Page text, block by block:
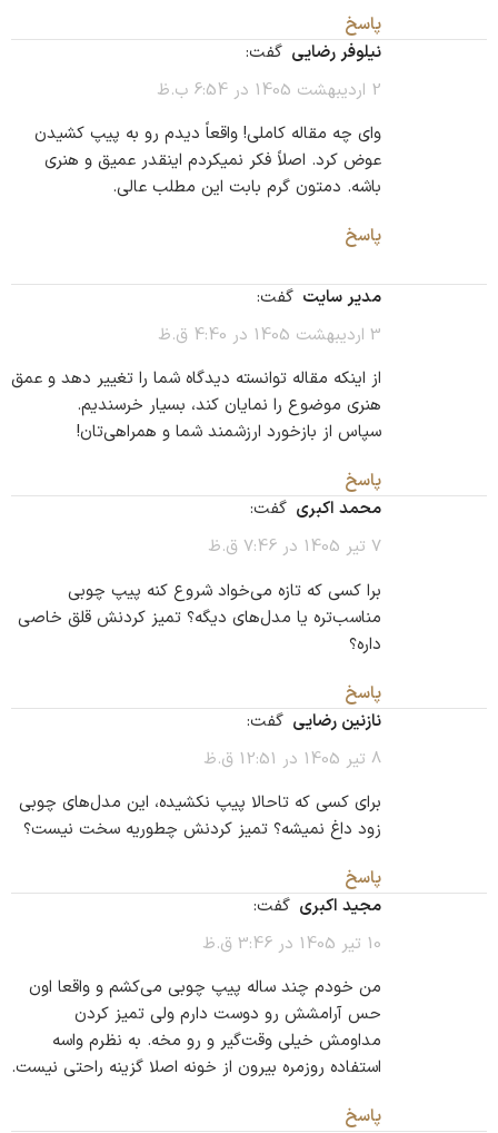
پاسخ
نیلوفر رضایی گفت:
2 اردیبهشت 1405 در 6:54 ب.ظ
وای چه مقاله کاملی! واقعاً دیدم رو به پیپ کشیدن
عوض کرد. اصلاً فکر نمیکردم اینقدر عمیق و هنری
باشه. دمتون گرم بابت این مطلب عالی.
پاسخ
مدیر سایت گفت:
3 اردیبهشت 1405 در 4:40 ق.ظ
از اینکه مقاله توانسته دیدگاه شما را تغییر دهد و عمق
هنری موضوع را نمایان کند، بسیار خرسندیم.
سپاس از بازخورد ارزشمند شما و همراهی‌تان!
پاسخ
محمد اکبری گفت:
7 تیر 1405 در 7:46 ق.ظ
برا کسی که تازه می‌خواد شروع کنه پیپ چوبی
مناسب‌تره یا مدل‌های دیگه؟ تمیز کردنش قلق خاصی
داره؟
پاسخ
نازنین رضایی گفت:
8 تیر 1405 در 12:51 ق.ظ
برای کسی که تاحالا پیپ نکشیده، این مدل‌های چوبی
زود داغ نمیشه؟ تمیز کردنش چطوریه سخت نیست؟
پاسخ
مجید اکبری گفت:
10 تیر 1405 در 3:46 ق.ظ
من خودم چند ساله پیپ چوبی می‌کشم و واقعا اون
حس آرامشش رو دوست دارم ولی تمیز کردن
مداومش خیلی وقت‌گیر و رو مخه. به نظرم واسه
استفاده روزمره بیرون از خونه اصلا گزینه راحتی نیست.
پاسخ